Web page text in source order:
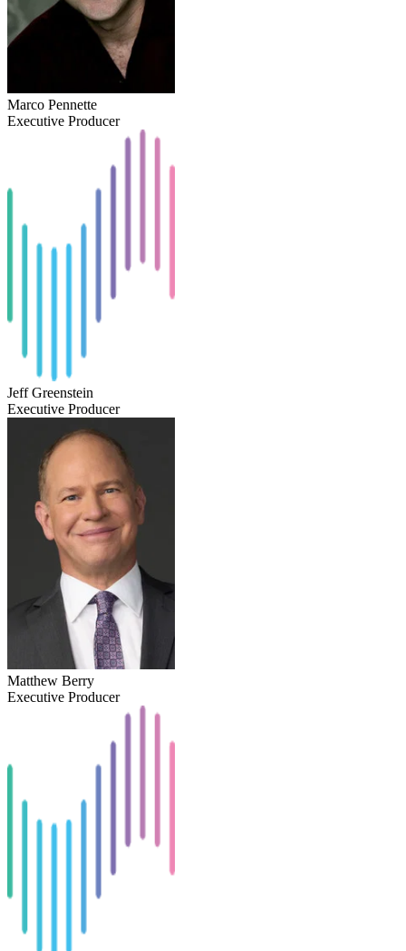
Marco Pennette
Executive Producer
Jeff Greenstein
Executive Producer
Matthew Berry
Executive Producer